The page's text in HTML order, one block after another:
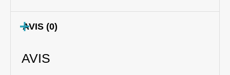
AVIS (0)
AVIS